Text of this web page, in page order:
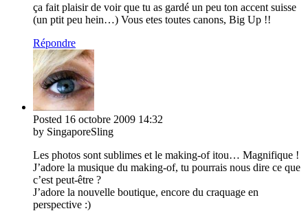
ça fait plaisir de voir que tu as gardé un peu ton accent suisse
(un ptit peu hein…) Vous etes toutes canons, Big Up !!
Répondre
Posted 16 octobre 2009 14:32
by SingaporeSling
Les photos sont sublimes et le making-of itou… Magnifique !
J’adore la musique du making-of, tu pourrais nous dire ce que
c’est peut-être ?
J’adore la nouvelle boutique, encore du craquage en
perspective :)